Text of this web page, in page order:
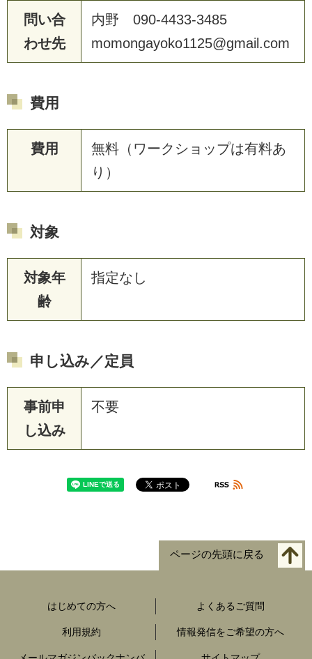
問い合
わせ先
内野 090-4433-3485
momongayoko1125@gmail.com
費用
費用
無料（ワークショップは有料あ
り）
対象
対象年
齢
指定なし
申し込み／定員
事前申
し込み
不要
ページの先頭に戻る
はじめての方へ よくあるご質問
利用規約 情報発信をご希望の方へ